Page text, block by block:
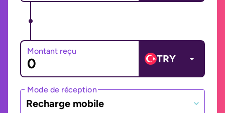
Montant reçu
TRY
Mode de réception
Recharge mobile